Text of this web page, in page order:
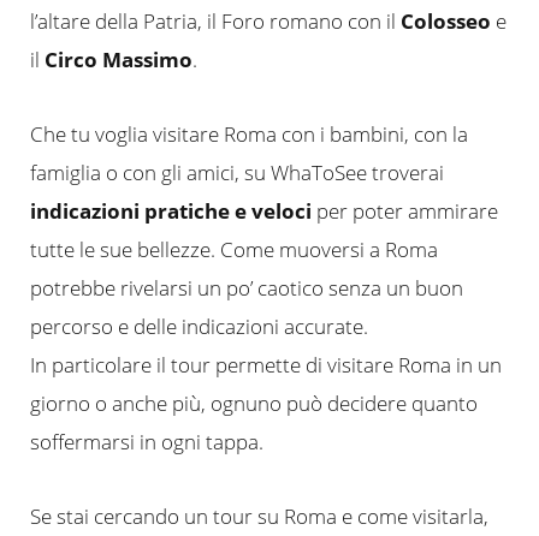
l’altare della Patria, il Foro romano con il Colosseo e
il Circo Massimo.
Che tu voglia visitare Roma con i bambini, con la
famiglia o con gli amici, su WhaToSee troverai
indicazioni pratiche e veloci per poter ammirare
tutte le sue bellezze. Come muoversi a Roma
potrebbe rivelarsi un po’ caotico senza un buon
percorso e delle indicazioni accurate.
In particolare il tour permette di visitare Roma in un
giorno o anche più, ognuno può decidere quanto
soffermarsi in ogni tappa.
Se stai cercando un tour su Roma e come visitarla,